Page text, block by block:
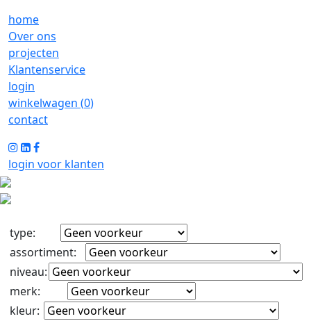
home
Over ons
projecten
Klantenservice
login
winkelwagen (0)
contact
login voor klanten
type:
assortiment:
niveau:
merk:
kleur: